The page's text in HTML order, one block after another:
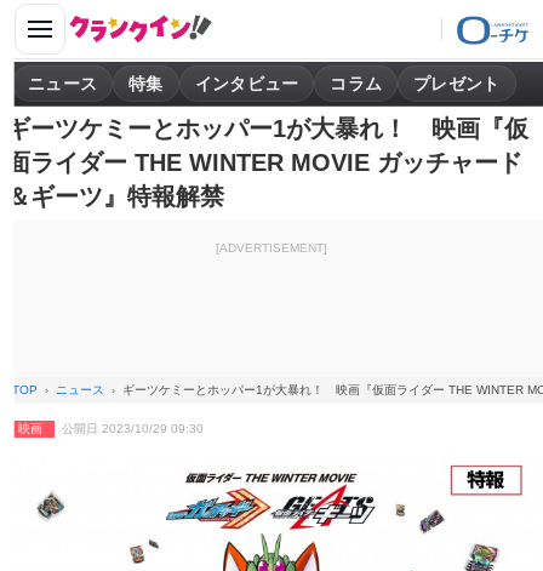
ニュース 特集 インタビュー コラム プレゼント
ギーツケミーとホッパー1が大暴れ！ 映画『仮
面ライダー THE WINTER MOVIE ガッチャード
＆ギーツ』特報解禁
[ADVERTISEMENT]
TOP ニュース ギーツケミーとホッパー1が大暴れ！ 映画『仮面ライダー THE WINTER
映画 公開日 2023/10/29 09:30